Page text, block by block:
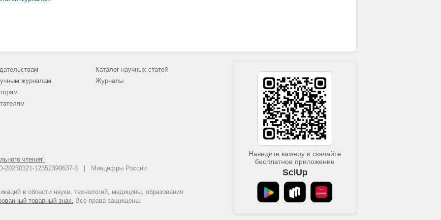
юридические процедуры. Проектными организациями категория добросовестности применяется при проверке
мероприятий по проверке контрагента позволила систематизировать порядок проверки добросовестности
контрагентов (поставщиков, субподрядчиков) проектных организаций. Предложенный порядок и
разработанные мероприятия позволят обеспечить снижение предпринимательских рисков проектной
чтения"
20230321-12352390637-3 | Минцифры России
в области науки, технологий, медицины, образования
товарный знак. Все права защищены.
журналам
Каталог научных статей
Журналы
Наведите камеру и скачайте
бесплатное приложение
SciUp